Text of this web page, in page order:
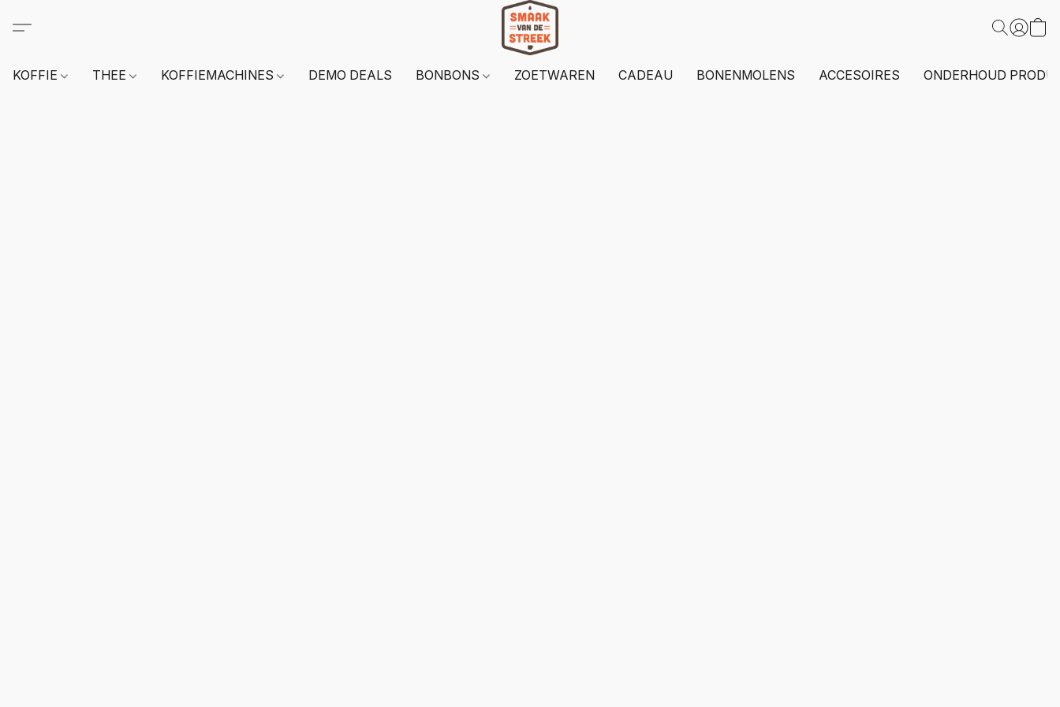
KOFFIE THEE KOFFIEMACHINES DEMO DEALS BONBONS ZOETWAREN CADEAU BONENMOLENS ACCESOIRES ONDERHOUD